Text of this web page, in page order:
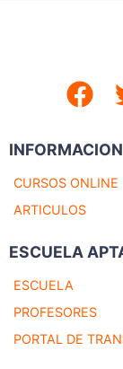
INFORMACION
CURSOS ONLINE
ARTICULOS
ESCUELA
ESCUELA
PROFESORES
PORTAL DE